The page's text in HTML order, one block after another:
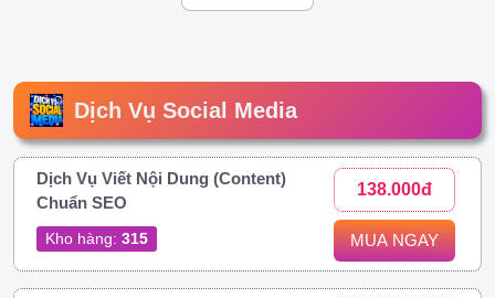
Dịch Vụ Social Media
Dịch Vụ Viết Nội Dung (Content)
Chuẩn SEO
Kho hàng: 315
138.000đ
MUA NGAY